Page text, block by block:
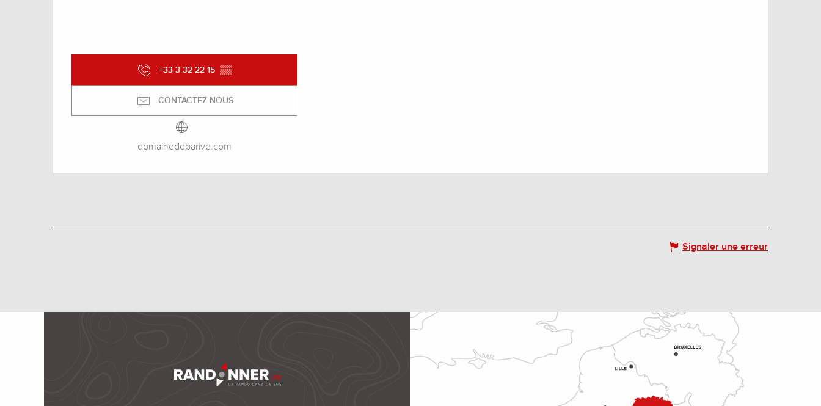
+33 3 32 22 15 ▒▒
CONTACTEZ-NOUS
domainedebarive.com
Signaler une erreur